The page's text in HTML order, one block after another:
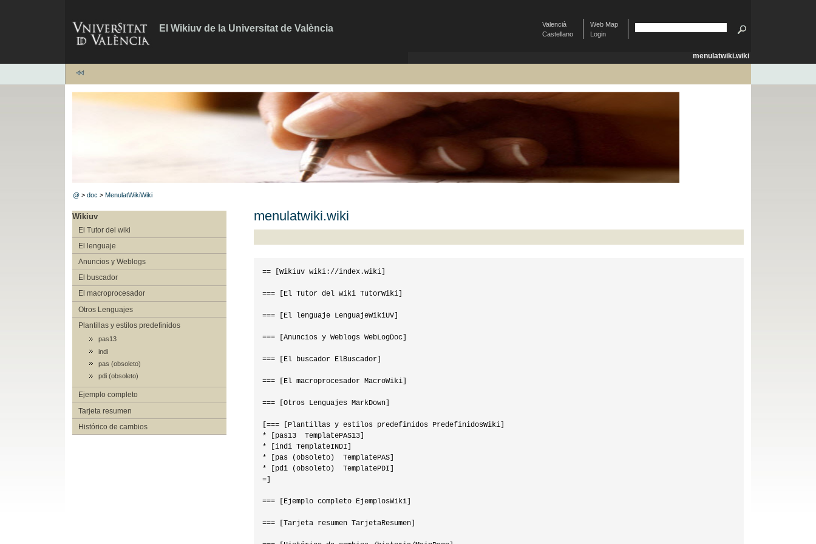
El Wikiuv de la Universitat de València
Web Map
Login
Valencià
Castellano
menulatwiki.wiki
@ >doc >MenulatWikiWiki
Wikiuv
El Tutor del wiki
El lenguaje
Anuncios y Weblogs
El buscador
El macroprocesador
Otros Lenguajes
Plantillas y estilos predefinidos
pas13
indi
pas (obsoleto)
pdi (obsoleto)
Ejemplo completo
Tarjeta resumen
Histórico de cambios
menulatwiki.wiki
== [Wikiuv wiki://index.wiki]
=== [El Tutor del wiki TutorWiki]
=== [El lenguaje LenguajeWikiUV]
=== [Anuncios y Weblogs WebLogDoc]
=== [El buscador ElBuscador]
=== [El macroprocesador MacroWiki]
=== [Otros Lenguajes MarkDown]
[=== [Plantillas y estilos predefinidos PredefinidosWiki]
* [pas13  TemplatePAS13]
* [indi TemplateINDI]
* [pas (obsoleto)  TemplatePAS]
* [pdi (obsoleto)  TemplatePDI]
=]
=== [Ejemplo completo EjemplosWiki]
=== [Tarjeta resumen TarjetaResumen]